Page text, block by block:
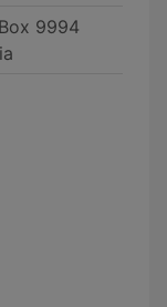
9994